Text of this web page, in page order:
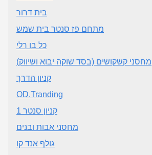
בית דרור
מתחם פז סנטר בית שמש
כל בו רלי
מחסני קשקושים (בסד שוקה יבוא ושיווק)
קניון הדרך
OD.Tranding
קניון סנטר 1
מחסני אבות ובנים
גולף אנד קו